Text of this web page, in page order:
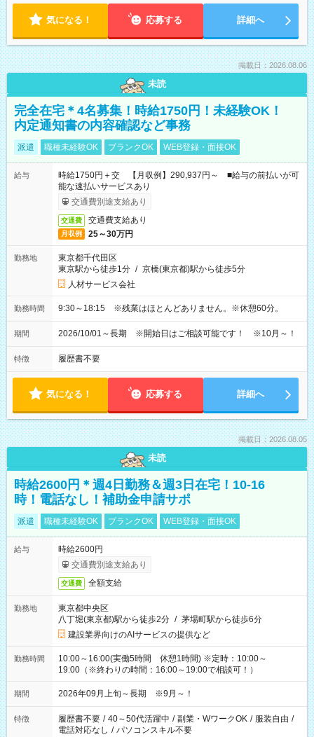
気になる！ 応募する 詳細へ
掲載日：2026.08.06
未読
完全在宅＊4名募集！時給1750円！未経験OK！
内定通知書の内容確認など事務
派遣 職種未経験OK ブランクOK WEB登録・面接OK
給与
時給1750円＋交 【月収例】290,937円～ ■給与の前払いが可
能な速払いサービスあり
交通費別途支給あり
交通費 交通費支給あり
月収例 25～30万円
勤務地
東京都千代田区
東京駅から徒歩1分 / 京橋(東京都)駅から徒歩5分
人材サービス会社
勤務時間 9:30～18:15 ※残業はほとんどありません。※休憩60分。
期間 2026/10/01～長期 ※開始日はご相談可能です！ ※10月～！
特徴 履歴書不要
気になる！ 応募する 詳細へ
掲載日：2026.08.05
未読
時給2600円＊週4日勤務＆週3日在宅！10-16
時！電話なし！補助金申請サポ
派遣 職種未経験OK ブランクOK WEB登録・面接OK
給与
時給2600円
交通費別途支給あり
交通費 全額支給
勤務地
東京都中央区
八丁堀(東京都)駅から徒歩2分 / 茅場町駅から徒歩6分
建設業界向けのAIサービスの提供など
勤務時間
10:00～16:00(実働5時間 休憩1時間) ※定時：10:00～
19:00（※終わりの時間：16:00～19:00で相談可！）
期間 2026年09月上旬～長期 ※9月～！
特徴 履歴書不要 / 40～50代活躍中 / 副業・WワークOK / 服装自由 /
電話対応なし / パソコンスキル不要